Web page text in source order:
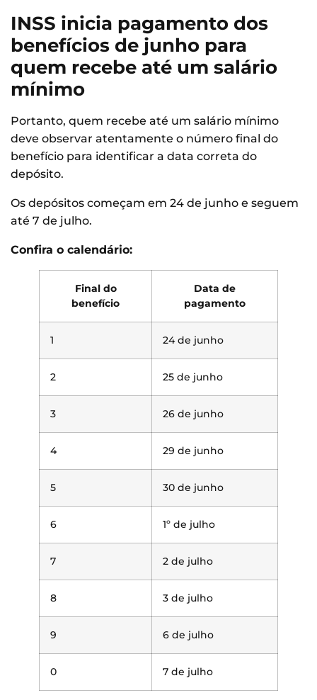
INSS inicia pagamento dos
benefícios de junho para
quem recebe até um salário
mínimo
Portanto, quem recebe até um salário mínimo
deve observar atentamente o número final do
benefício para identificar a data correta do
depósito.
Os depósitos começam em 24 de junho e seguem
até 7 de julho.
Confira o calendário:
Final do
benefício
Data de
pagamento
1 24 de junho
2 25 de junho
3 26 de junho
4 29 de junho
5 30 de junho
6 1º de julho
7 2 de julho
8 3 de julho
9 6 de julho
0 7 de julho